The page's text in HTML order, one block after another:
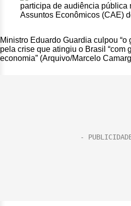
Ministro Eduardo Guardia culpou
pela crise que atingiu o Brasil “com
economia” (Arquivo/Marcelo